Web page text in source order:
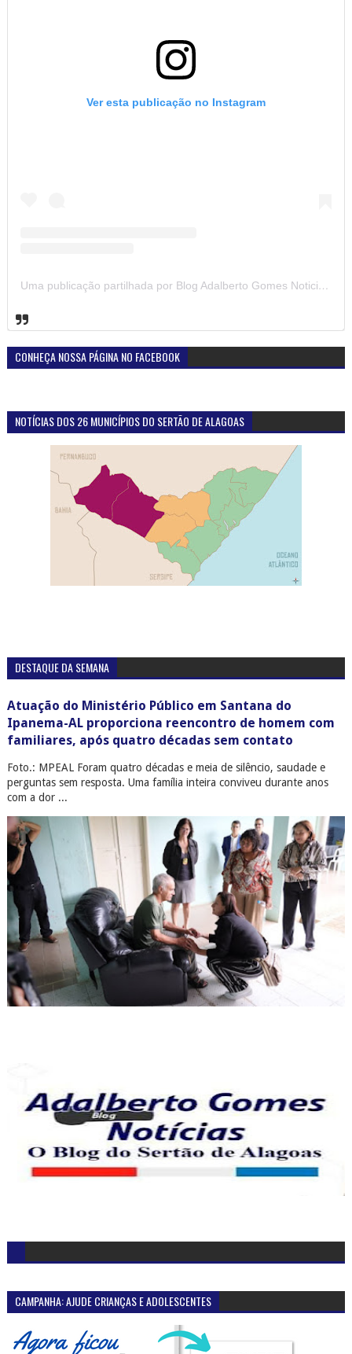
Ver esta publicação no Instagram
Uma publicação partilhada por Blog Adalberto Gomes Noticias (@blogadalbertogomesnoticiass)
CONHEÇA NOSSA PÁGINA NO FACEBOOK
NOTÍCIAS DOS 26 MUNICÍPIOS DO SERTÃO DE ALAGOAS
DESTAQUE DA SEMANA
Atuação do Ministério Público em Santana do
Ipanema-AL proporciona reencontro de homem com
familiares, após quatro décadas sem contato
Foto.: MPEAL Foram quatro décadas e meia de silêncio, saudade e
perguntas sem resposta. Uma família inteira conviveu durante anos
com a dor ...
CAMPANHA: AJUDE CRIANÇAS E ADOLESCENTES